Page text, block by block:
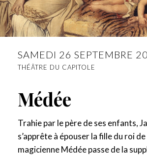
SAMEDI 26 SEPTEMBRE
THÉÂTRE DU CAPITOLE
Médée
Trahie par le père de ses enfants,
s’apprête à épouser la fille du roi
magicienne Médée passe de la